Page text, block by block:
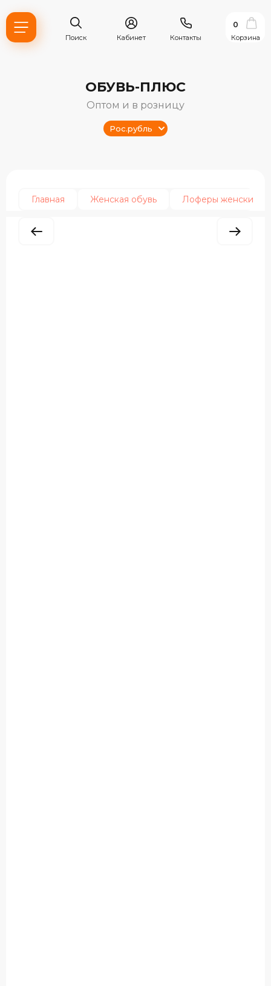
Поиск Кабинет Контакты
0
Корзина
ОБУВЬ-ПЛЮС
Оптом и в розницу
Рос.рубль
Главная Женская обувь Лоферы женские